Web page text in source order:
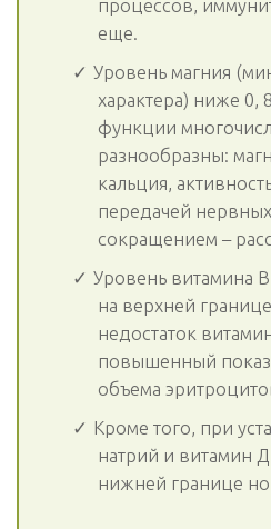
процессов,
еще.
Уровень магния
характера) ниже 0,
функции
разнообразны:
кальция,
передачей
сокращением –
Уровень витамина
на верхней
недостаток
повышенный
объема
Кроме того, при
натрий и витамин
нижней границе